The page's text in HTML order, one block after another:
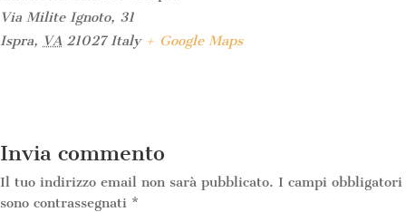
Via Milite Ignoto, 31
Ispra, VA 21027 Italy + Google Maps
Invia commento
Il tuo indirizzo email non sarà pubblicato. I campi obbligatori
sono contrassegnati *